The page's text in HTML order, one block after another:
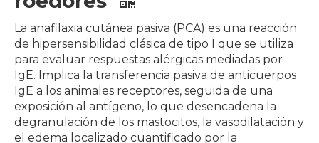
La anafilaxia cutánea pasiva (PCA) es una reacción
de hipersensibilidad clásica de tipo I que se utiliza
para evaluar respuestas alérgicas mediadas por
IgE. Implica la transferencia pasiva de anticuerpos
IgE a los animales receptores, seguida de una
exposición al antígeno, lo que desencadena la
degranulación de los mastocitos, la vasodilatación y
el edema localizado cuantificado por la